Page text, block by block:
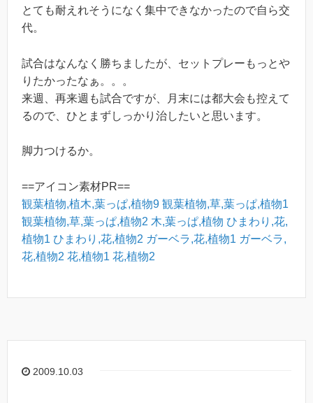
とても耐えれそうになく集中できなかったので自ら交
代。
試合はなんなく勝ちましたが、セットプレーもっとや
りたかったなぁ。。。
来週、再来週も試合ですが、月末には都大会も控えて
るので、ひとまずしっかり治したいと思います。
脚力つけるか。
==アイコン素材PR==
観葉植物,植木,葉っぱ,植物9 観葉植物,草,葉っぱ,植物1
観葉植物,草,葉っぱ,植物2 木,葉っぱ,植物 ひまわり,花,
植物1 ひまわり,花,植物2 ガーベラ,花,植物1 ガーベラ,
花,植物2 花,植物1 花,植物2
2009.10.03